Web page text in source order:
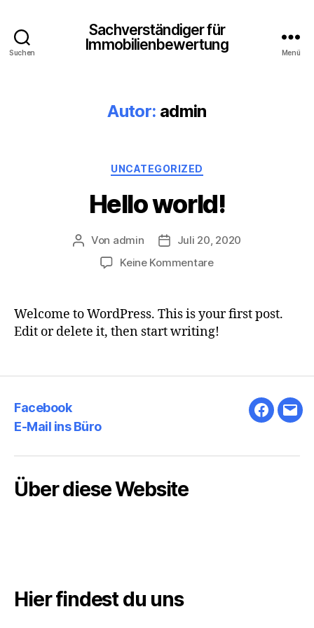
Suchen
Sachverständiger für
Immobilienbewertung
Menü
Autor: admin
Kategorien
UNCATEGORIZED
Hello world!
Beitragsautor
Von admin Veröffentlichungsdatum
Juli 20, 2020
Keine Kommentarezu
Welcome to WordPress. This is your first post.
Edit or delete it, then start writing!
Facebook
E-Mail ins Büro
E-
ins
Über diese Website
Hier findest du uns